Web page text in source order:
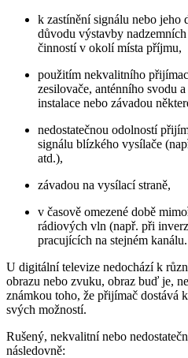
k zastínění signálu nebo jeho
důvodu výstavby
činností v okolí místa příjmu,
použitím nekvalitního
zesilovače, anténního svodu
instalace nebo závadou
nedostatečnou odolností
signálu blízkého vysílače
atd.),
závadou na vysílací straně,
v časově omezené době
rádiových vln (např. při
pracujících na stejném kanálu.
U digitální televize nedochází k
obrazu nebo zvuku, obraz buď je,
známkou toho, že přijímač dostává
svých možností.
Rušený, nekvalitní nebo
následovně: